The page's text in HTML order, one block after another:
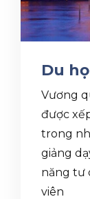
Du
Vương
được
trong
giảng
năng tư
viên